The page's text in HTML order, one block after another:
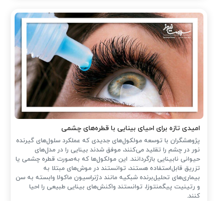
امیدی تازه برای احیای بینایی با قطره‌های چشمی
پژوهشگران با توسعه مولکول‌های جدیدی که عملکرد سلول‌های گیرنده
نور در چشم را تقلید می‌کنند، موفق شدند بینایی را در مدل‌های
حیوانی نابینایی بازگردانند. این مولکول‌ها که به‌صورت قطره چشمی یا
تزریق قابل‌استفاده هستند، توانستند در موش‌های مبتلا به
بیماری‌های تحلیل‌برنده شبکیه مانند دژنراسیون ماکولا وابسته به سن
و رتینیت پیگمنتوزا، توانستند واکنش‌های بینایی طبیعی را احیا
کنند.